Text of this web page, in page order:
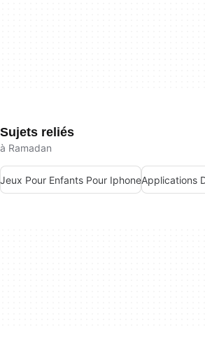
Sujets reliés
à Ramadan
Jeux Pour Enfants Pour IphoneApplications